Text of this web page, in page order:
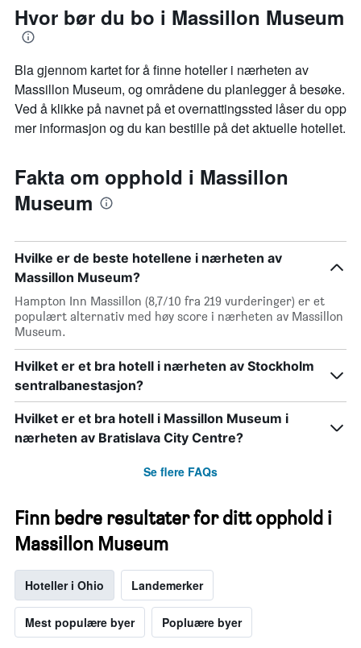
Hvor bør du bo i Massillon Museum
Bla gjennom kartet for å finne hoteller i nærheten av
Massillon Museum, og områdene du planlegger å besøke.
Ved å klikke på navnet på et overnattingssted låser du opp
mer informasjon og du kan bestille på det aktuelle hotellet.
Fakta om opphold i Massillon
Museum
Hvilke er de beste hotellene i nærheten av
Massillon Museum?
Hampton Inn Massillon (8,7/10 fra 219 vurderinger) er et
populært alternativ med høy score i nærheten av Massillon
Museum.
Hvilket er et bra hotell i nærheten av Stockholm
sentralbanestasjon?
Hvilket er et bra hotell i Massillon Museum i
nærheten av Bratislava City Centre?
Se flere FAQs
Finn bedre resultater for ditt opphold i
Massillon Museum
Hoteller i Ohio Landemerker
Mest populære byer Popluære byer